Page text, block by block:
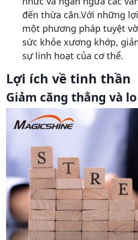
đến thừa cân.Với những
một phương pháp tuyệt
sức khỏe xương khớp,
sự linh hoạt của cơ thể.
Lợi ích về tinh thần
Giảm căng thẳng và